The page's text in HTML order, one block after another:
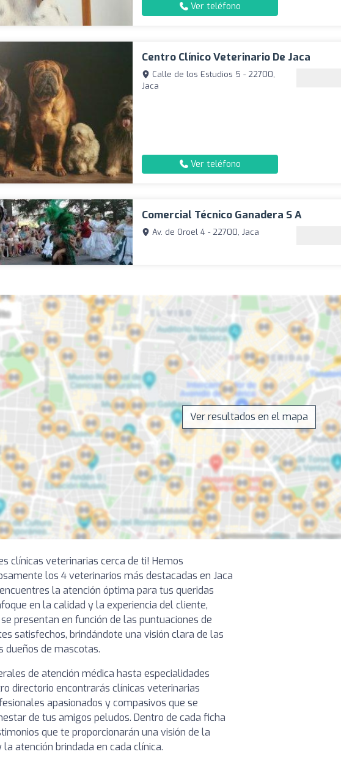
Ver teléfono
Centro Clínico Veterinario De Jaca
Calle de los Estudios 5 - 22700,
Jaca
Ver teléfono
Comercial Técnico Ganadera S A
Av. de Oroel 4 - 22700, Jaca
Ver resultados en el mapa
clínicas veterinarias cerca de ti! Hemos
los 4 veterinarios más destacadas en Jaca
la atención óptima para tus queridas
en la calidad y la experiencia del cliente,
presentan en función de las puntuaciones de
satisfechos, brindándote una visión clara de las
dueños de mascotas.
de atención médica hasta especialidades
directorio encontrarás clínicas veterinarias
apasionados y compasivos que se
de tus amigos peludos. Dentro de cada ficha
que te proporcionarán una visión de la
atención brindada en cada clínica.